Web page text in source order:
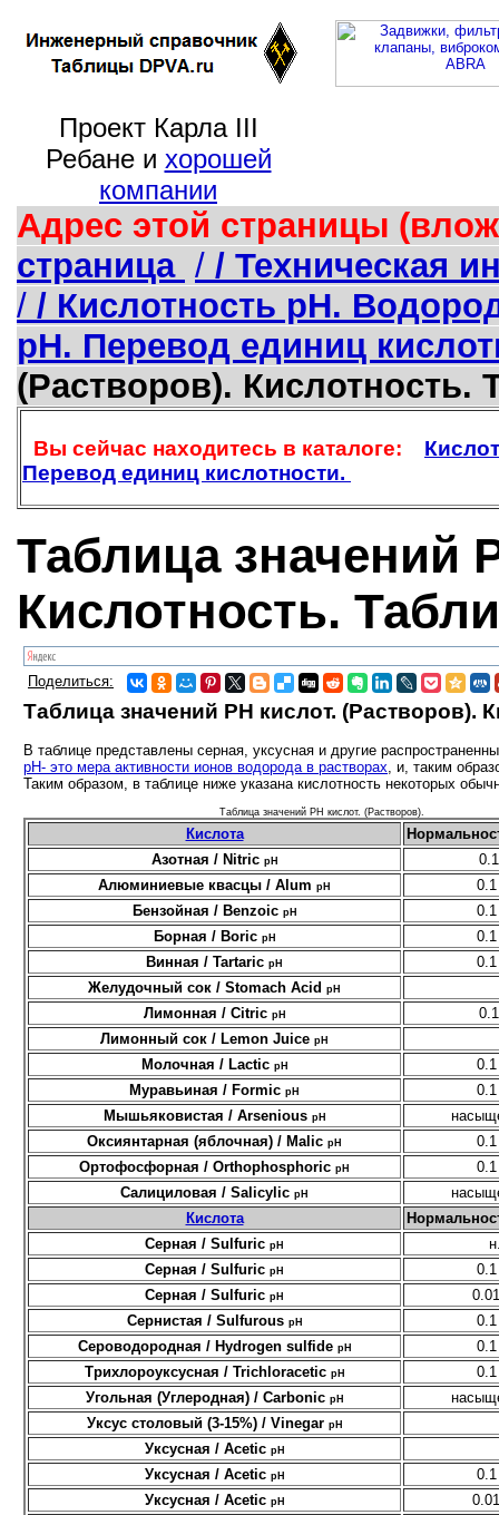
Проект Карла III
Ребане и хорошей
компании
Адрес этой страницы
страница / / Техническая
/ / Кислотность pH.
pH. Перевод единиц
(Растворов). Кислотность.
Вы сейчас находитесь в каталоге:
Перевод единиц кислотности.
Таблица значений
Кислотность.
Поделиться:
Таблица значений PH кислот. (Растворов).
В таблице представлены серная, уксусная и другие
pH- это мера активности ионов водорода в растворах, и, таким
Таким образом, в таблице ниже указана кислотность некоторых
Таблица значений PH кислот. (Растворов).
Кислота
Азотная / Nitric pH
Алюминиевые квасцы / Alum pH
Бензойная / Benzoic pH
Борная / Boric pH
Винная / Tartaric pH
Желудочный сок / Stomach Acid pH
Лимонная / Citric pH
Лимонный сок / Lemon Juice pH
Молочная / Lactic pH
Муравьиная / Formic pH
Мышьяковистая / Arsenious pH
Оксиянтарная (яблочная) / Malic pH
Ортофосфорная / Orthophosphoric pH
Салициловая / Salicylic pH
Кислота
Серная / Sulfuric pH
Серная / Sulfuric pH
Серная / Sulfuric pH
Сернистая / Sulfurous pH
Сероводородная / Hydrogen sulfide pH
Трихлороуксусная / Trichloracetic pH
Угольная (Углеродная) / Carbonic pH
Уксус столовый (3-15%) / Vinegar pH
Уксусная / Acetic pH
Уксусная / Acetic pH
Уксусная / Acetic pH